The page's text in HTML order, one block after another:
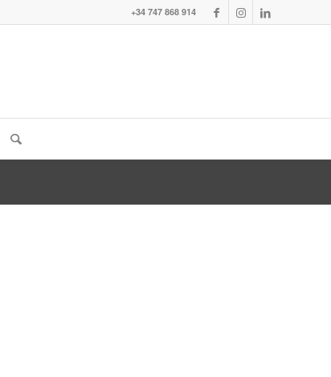
+34 747 868 914